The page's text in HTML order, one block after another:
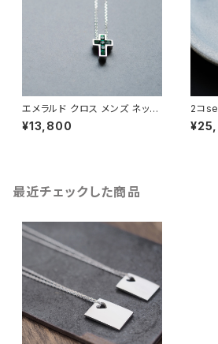
エメラルド クロス メンズ ネック
レス シルバー925
¥13,800
2コ
ペア
最近チェックした商品